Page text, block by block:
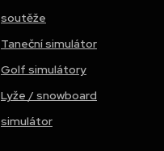
soutěže
Taneční simulátor
Golf simulátory
Lyže / snowboard
simulátor